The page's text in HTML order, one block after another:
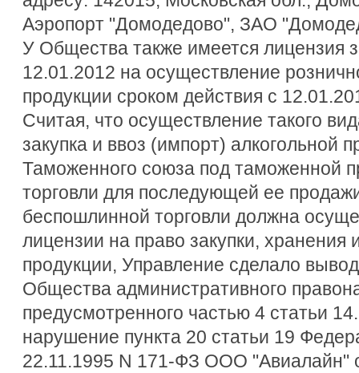
Аэропорт "Домодедово", ЗАО
У Общества также имеется лицензия
12.01.2012 на осуществление
продукции сроком действия с
Считая, что осуществление такого
закупка и ввоз (импорт) алкогольной
Таможенного союза под таможенной
торговли для последующей ее
беспошлинной торговли должна
лицензии на право закупки, хранения
продукции, Управление сделало
Общества административного
предусмотренного частью 4 статьи
нарушение пункта 20 статьи 19
22.11.1995 N 171-ФЗ ООО "Авиалайн"